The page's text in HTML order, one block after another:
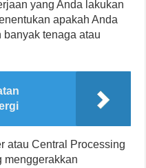
yang Anda lakukan
apakah Anda
banyak tenaga atau
atau Central Processing
menggerakkan